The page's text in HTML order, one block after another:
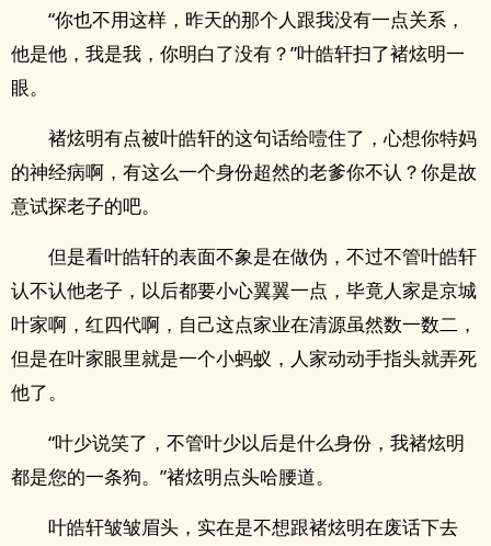
“你也不用这样，昨天的那个人跟我没有一点关系，
他是他，我是我，你明白了没有？”叶皓轩扫了褚炫明一
眼。
褚炫明有点被叶皓轩的这句话给噎住了，心想你特妈
的神经病啊，有这么一个身份超然的老爹你不认？你是故
意试探老子的吧。
但是看叶皓轩的表面不象是在做伪，不过不管叶皓轩
认不认他老子，以后都要小心翼翼一点，毕竟人家是京城
叶家啊，红四代啊，自己这点家业在清源虽然数一数二，
但是在叶家眼里就是一个小蚂蚁，人家动动手指头就弄死
他了。
“叶少说笑了，不管叶少以后是什么身份，我褚炫明
都是您的一条狗。”褚炫明点头哈腰道。
叶皓轩皱皱眉头，实在是不想跟褚炫明在废话下去